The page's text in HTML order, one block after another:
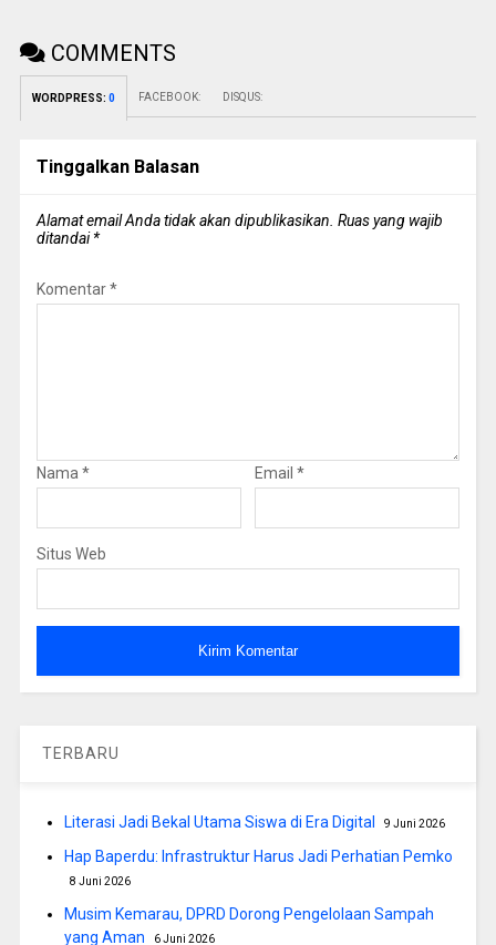
COMMENTS
WORDPRESS: 0 FACEBOOK: DISQUS:
Tinggalkan Balasan
Alamat email Anda tidak akan dipublikasikan. Ruas yang wajib
ditandai*
Komentar*
Nama * Email *
Situs Web
TERBARU
Literasi Jadi Bekal Utama Siswa di Era Digital 9 Juni 2026
Hap Baperdu: Infrastruktur Harus Jadi Perhatian Pemko
8 Juni 2026
Musim Kemarau, DPRD Dorong Pengelolaan Sampah
yang Aman
6 Juni 2026